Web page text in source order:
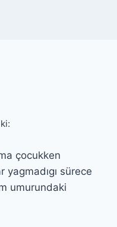
çocukken
yagmadıgı sürece
umurundaki